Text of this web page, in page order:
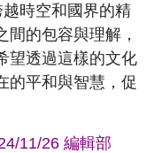
時空和國界的精
的包容與理解，
望透過這樣的文化
的平和與智慧，促
/11/26 編輯部